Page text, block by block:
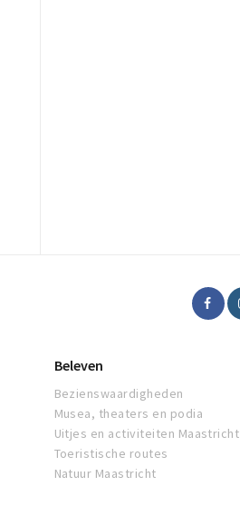
Beleven
Bezienswaardigheden
Musea, theaters en podia
Uitjes en activiteiten Maastricht
Toeristische routes
Natuur Maastricht